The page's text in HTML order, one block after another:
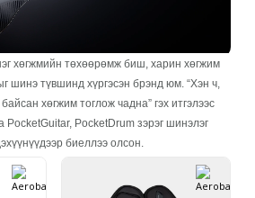
хөгжмийн төхөөрөмж биш, харин хөгжим
шинэ түвшинд хүргэсэн брэнд юм. “Хэн ч,
хөгжим тоглож чадна” гэх итгэлээс
PocketGuitar, PocketDrum зэрэг шинэлэг
биеллээ олсон.